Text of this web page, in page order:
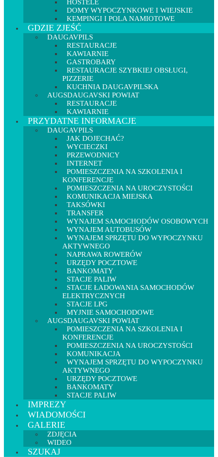
HOSTELE
DOMY WYPOCZYNKOWE I WIEJSKIE
KEMPINGI I POLA NAMIOTOWE
GDZIE ZJEŚĆ
DAUGAVPILS
RESTAURACJE
KAWIARNIE
GASTROBARY
RESTAURACJE SZYBKIEJ OBSŁUGI,
PIZZERIE
KUCHNIA DAUGAVPILSKA
AUGSDAUGAVSKI POWIAT
RESTAURACJE
KAWIARNIE
PRZYDATNE INFORMACJE
DAUGAVPILS
JAK DOJECHAĆ?
WYCIECZKI
PRZEWODNICY
INTERNET
POMIESZCZENIA NA SZKOLENIA I
KONFERENCJE
POMIESZCZENIA NA UROCZYSTOŚCI
KOMUNIKACJA MIEJSKA
TAKSÓWKI
TRANSFER
WYNAJEM SAMOCHODÓW OSOBOWYCH
WYNAJEM AUTOBUSÓW
WYNAJEM SPRZĘTU DO WYPOCZYNKU
AKTYWNEGO
NAPRAWA ROWERÓW
URZĘDY POCZTOWE
BANKOMATY
STACJE PALIW
STACJE ŁADOWANIA SAMOCHODÓW
ELEKTRYCZNYCH
STACJE LPG
MYJNIE SAMOCHODOWE
AUGSDAUGAVSKI POWIAT
POMIESZCZENIA NA SZKOLENIA I
KONFERENCJE
POMIESZCZENIA NA UROCZYSTOŚCI
KOMUNIKACJA
WYNAJEM SPRZĘTU DO WYPOCZYNKU
AKTYWNEGO
URZĘDY POCZTOWE
BANKOMATY
STACJE PALIW
IMPREZY
WIADOMOŚCI
GALERIE
ZDJĘCIA
WIDEO
SZUKAJ